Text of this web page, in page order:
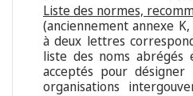
Liste des normes,
(anciennement annexe
à deux lettres
liste des noms abrégés
acceptés pour
organisations